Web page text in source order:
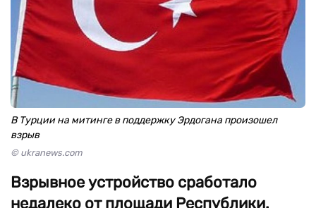
В Турции на митинге в поддержку Эрдогана произошел
взрыв
© ukranews.com
Взрывное устройство сработало
недалеко от площади Республики.